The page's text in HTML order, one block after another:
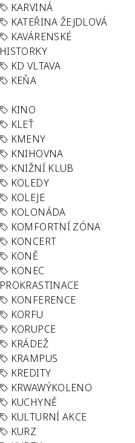
KARVINÁ
KATEŘINA ŽEJDLOVÁ
KAVÁRENSKÉ
HISTORKY
KD VLTAVA
KEŇA
KINO
KLEŤ
KMENY
KNIHOVNA
KNIŽNÍ KLUB
KOLEDY
KOLEJE
KOLONÁDA
KOMFORTNÍ ZÓNA
KONCERT
KONĚ
KONEC
PROKRASTINACE
KONFERENCE
KORFU
KORUPCE
KRÁDEŽ
KRAMPUS
KREDITY
KRWAWÝKOLENO
KUCHYNĚ
KULTURNÍ AKCE
KURZ